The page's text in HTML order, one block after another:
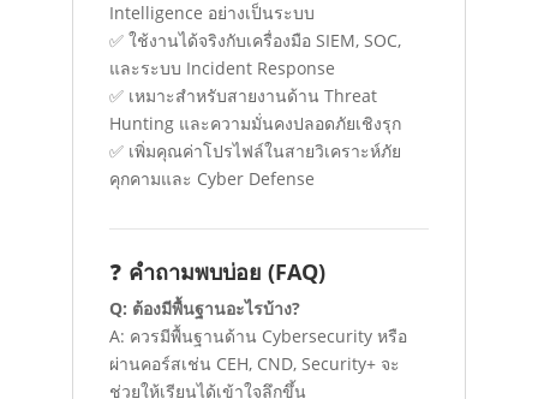
Intelligence อย่างเป็นระบบ
✅ ใช้งานได้จริงกับเครื่องมือ SIEM, SOC,
และระบบ Incident Response
✅ เหมาะสำหรับสายงานด้าน Threat
Hunting และความมั่นคงปลอดภัยเชิงรุก
✅ เพิ่มคุณค่าโปรไฟล์ในสายวิเคราะห์ภัย
คุกคามและ Cyber Defense
❓ คำถามพบบ่อย (FAQ)
Q: ต้องมีพื้นฐานอะไรบ้าง?
A: ควรมีพื้นฐานด้าน Cybersecurity หรือ
ผ่านคอร์สเช่น CEH, CND, Security+ จะ
ช่วยให้เรียนได้เข้าใจลึกขึ้น